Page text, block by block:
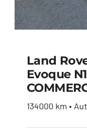
Land
Rover
2.2
Land
Evoque
134000 km •